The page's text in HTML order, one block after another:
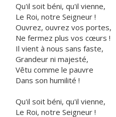
Qu'il soit béni, qu'il vienne,
Le Roi, notre Seigneur !
Ouvrez, ouvrez vos portes,
Ne fermez plus vos cœurs !
Il vient à nous sans faste,
Grandeur ni majesté,
Vêtu comme le pauvre
Dans son humilité !
Qu'il soit béni, qu'il vienne,
Le Roi, notre Seigneur !